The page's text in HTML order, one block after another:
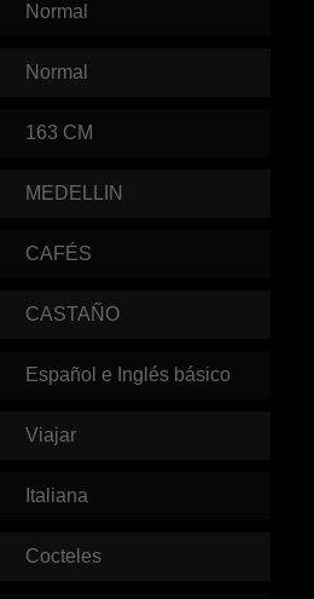
Normal
Normal
163 CM
MEDELLIN
CAFÉS
CASTAÑO
Español e Inglés básico
Viajar
Italiana
Cocteles